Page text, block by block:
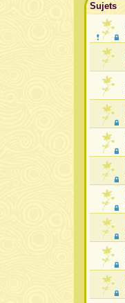
Sujets